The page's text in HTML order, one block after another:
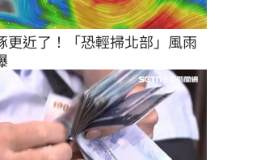
更近了！「恐輕掃北部」風雨